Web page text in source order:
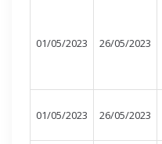
01/05/2023 26/05/2023
01/05/2023 26/05/2023